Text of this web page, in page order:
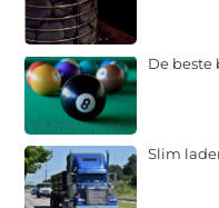
De
Slim